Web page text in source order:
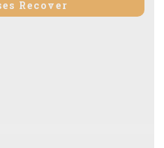
Recover